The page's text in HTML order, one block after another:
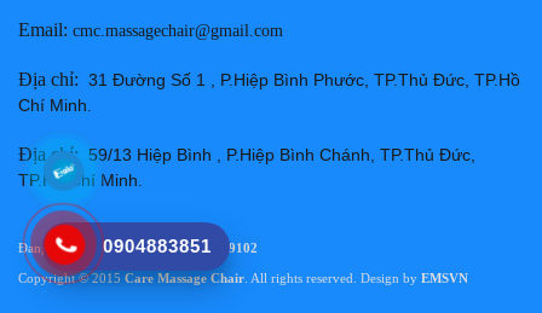
Thay da ghế massage tại Thành phố Phan Thiết Bình
Giá:
0904883851
Email: cmc.massagechair@gmail.com
Địa chỉ: 31 Đường Số 1 , P.Hiệp Bình Phước, TP.Thủ Đức, TP.Hồ
Chí Minh.
Địa chỉ: 59/13 Hiệp Bình , P.Hiệp Bình Chánh, TP.Thủ Đức,
TP.Hồ Chí Minh.
Đang online: 25 | Lượt truy cập: 459102
Copyright © 2015 Care Massage Chair . All rights reserved. Design by EMSVN